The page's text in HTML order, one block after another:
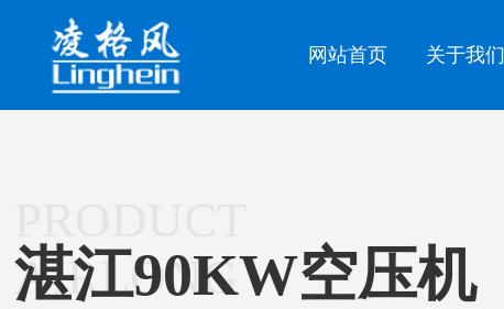
网站首页 关于我们
AIRLONG
湛江90KW空压机